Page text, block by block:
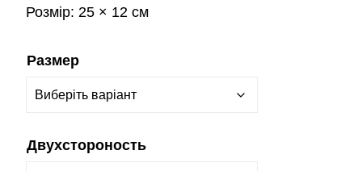
Розмір: 25 × 12 см
Размер
Двухстороность